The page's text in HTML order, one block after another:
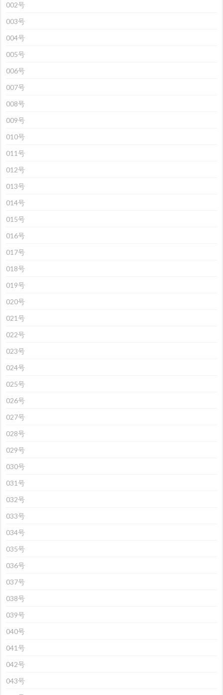
002号
003号
004号
005号
006号
007号
008号
009号
010号
011号
012号
013号
014号
015号
016号
017号
018号
019号
020号
021号
022号
023号
024号
025号
026号
027号
028号
029号
030号
031号
032号
033号
034号
035号
036号
037号
038号
039号
040号
041号
042号
043号